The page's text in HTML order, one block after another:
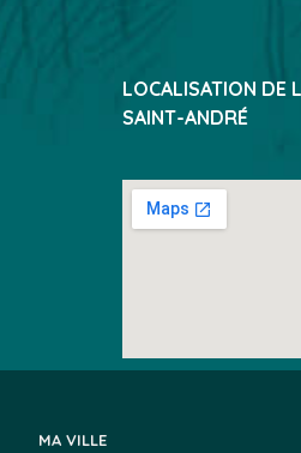
LOCALISATION DE
SAINT-ANDRÉ
MA VILLE